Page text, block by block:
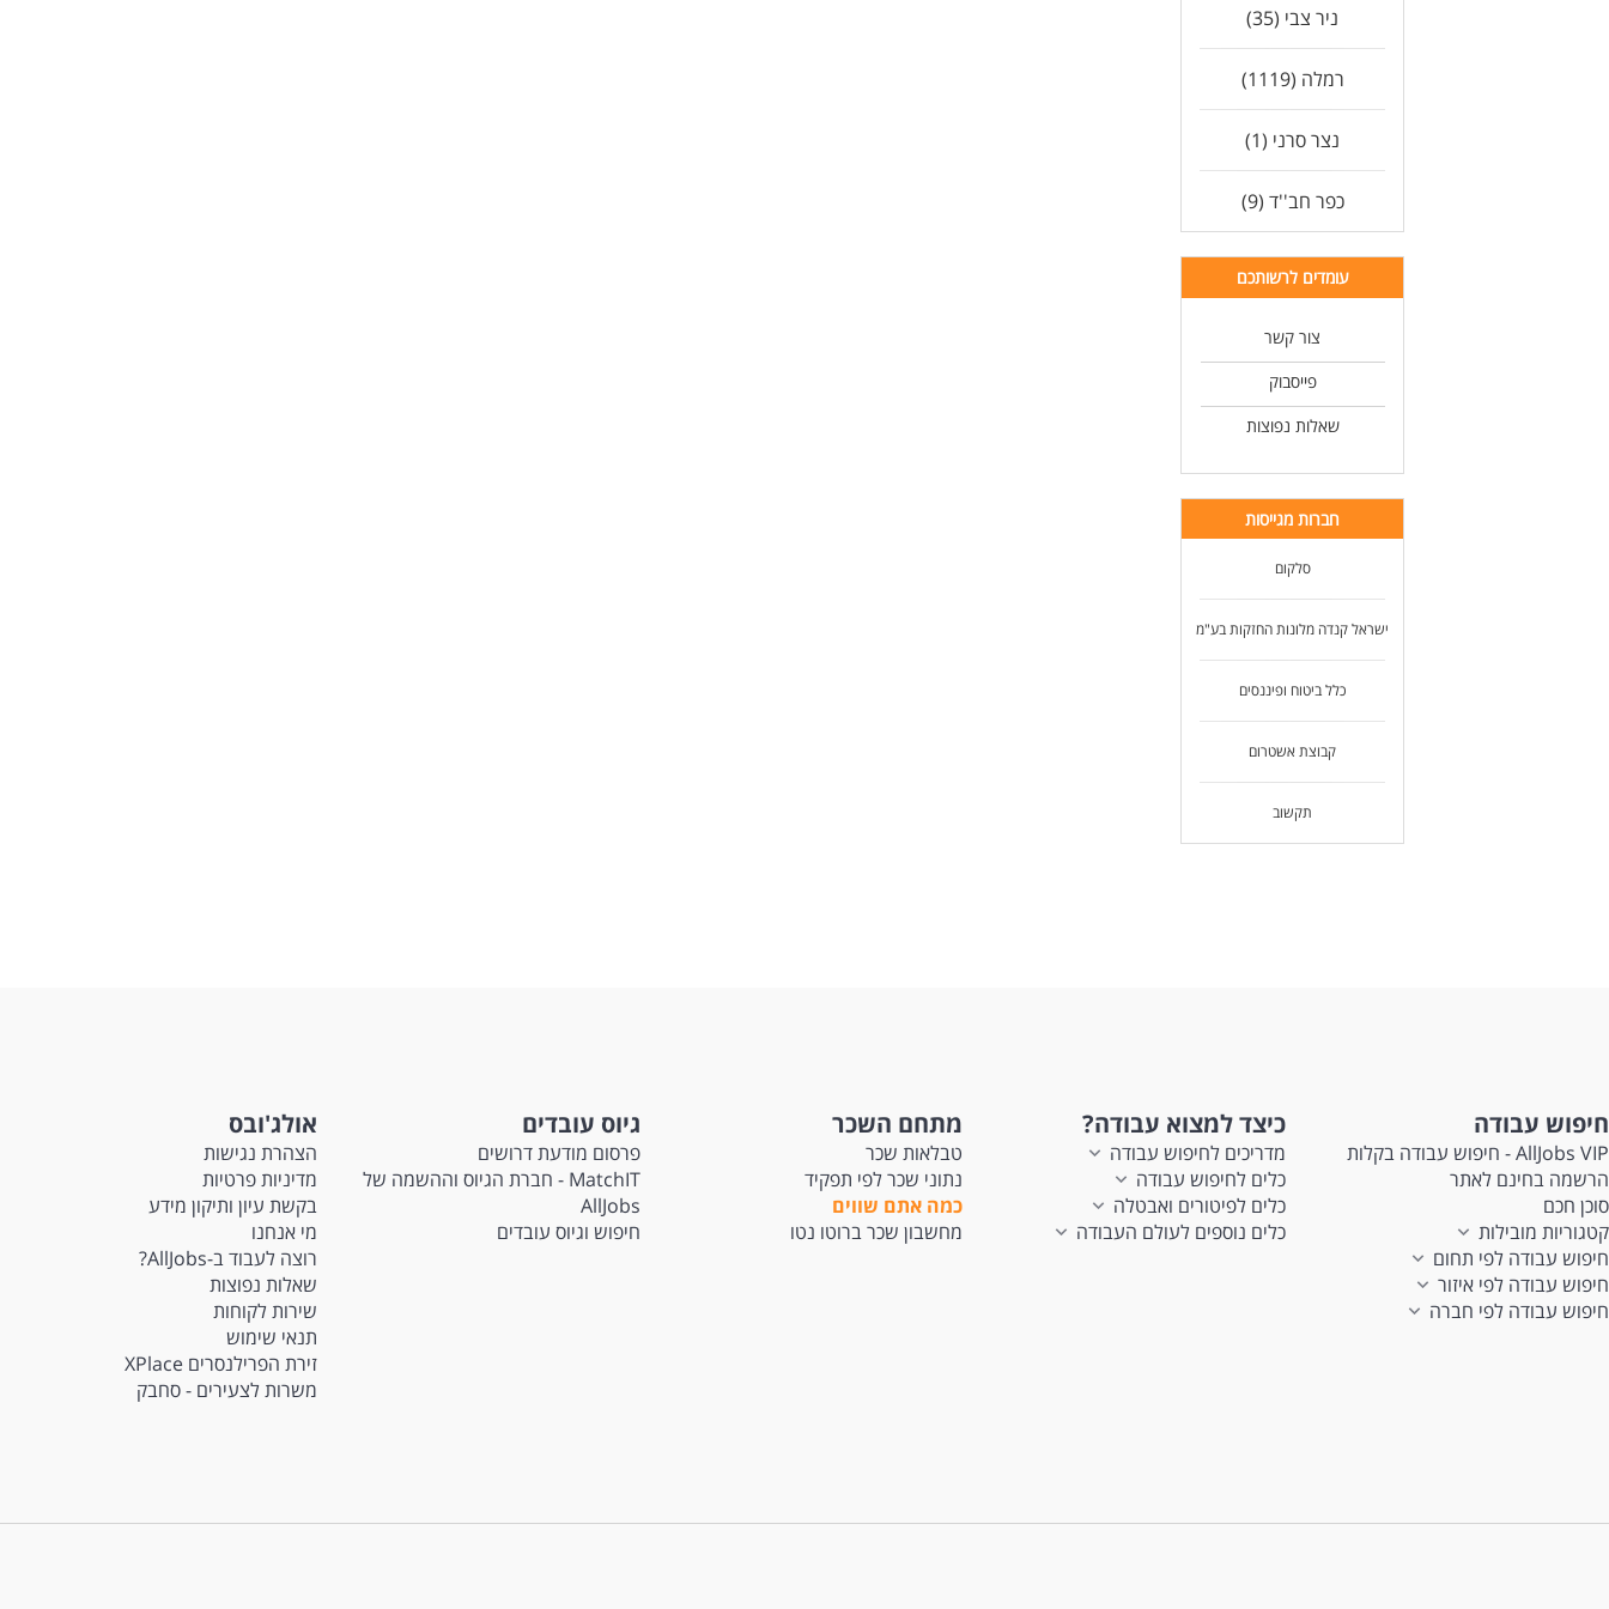
ניר צבי (35)
רמלה (1119)
נצר סרני (1)
כפר חב''ד (9)
עומדים לרשותכם
צור קשר
פייסבוק
שאלות נפוצות
חברות מגייסות
סלקום
ישראל קנדה מלונות החזקות בע"מ
כלל ביטוח ופיננסים
קבוצת אשטרום
תקשוב
חיפוש עבודה
AllJobs VIP - חיפוש עבודה בקלות
הרשמה בחינם לאתר
סוכן חכם
קטגוריות מובילות
חיפוש עבודה לפי תחום
חיפוש עבודה לפי איזור
חיפוש עבודה לפי חברה
כיצד למצוא עבודה?
מדריכים לחיפוש עבודה
כלים לחיפוש עבודה
כלים לפיטורים ואבטלה
כלים נוספים לעולם העבודה
מתחם השכר
טבלאות שכר
נתוני שכר לפי תפקיד
כמה אתם שווים
מחשבון שכר ברוטו נטו
גיוס עובדים
פרסום מודעת דרושים
MatchIT - חברת הגיוס וההשמה של
AllJobs
חיפוש וגיוס עובדים
אולג'ובס
הצהרת נגישות
מדיניות פרטיות
בקשת עיון ותיקון מידע
מי אנחנו
רוצה לעבוד ב-AllJobs?
שאלות נפוצות
שירות לקוחות
תנאי שימוש
זירת הפרילנסרים XPlace
משרות לצעירים - סחבק